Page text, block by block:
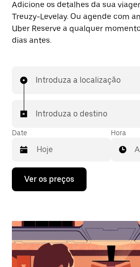
Adicione os detalhes da sua
Treuzy-Levelay. Ou agende com
Uber Reserve a qualquer
dias antes.
Introduza a localização
Introduza o destino
Date
Prima
tecla
interagir
o
calendário
Hora
Ver os preços